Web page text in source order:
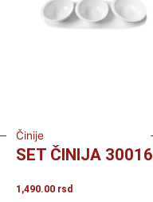
Činije
SET ČINIJA 30016
1,490.00 rsd